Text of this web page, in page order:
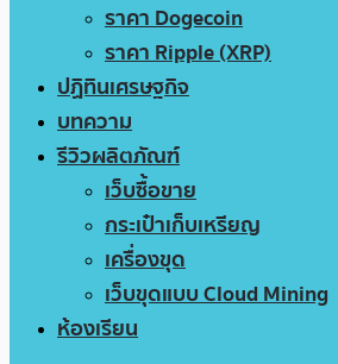
ราคา Dogecoin
ราคา Ripple (XRP)
ปฏิทินเศรษฐกิจ
บทความ
รีวิวผลิตภัณฑ์
เว็บซื้อขาย
กระเป๋าเก็บเหรียญ
เครื่องขุด
เว็บขุดแบบ Cloud Mining
ห้องเรียน